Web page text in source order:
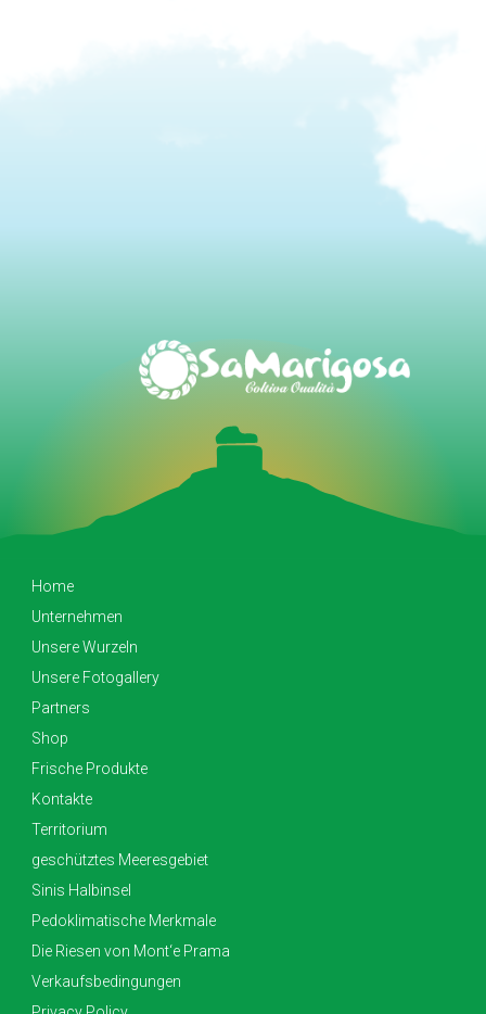
Home
Unternehmen
Unsere Wurzeln
Unsere Fotogallery
Partners
Shop
Frische Produkte
Kontakte
Territorium
geschütztes Meeresgebiet
Sinis Halbinsel
Pedoklimatische Merkmale
Die Riesen von Mont‘e Prama
Verkaufsbedingungen